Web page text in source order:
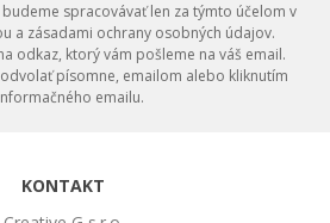
spracovávať len za týmto účelom v
a zásadami ochrany osobných údajov.
odkaz, ktorý vám pošleme na váš email.
písomne, emailom alebo kliknutím
emailu.
KONTAKT